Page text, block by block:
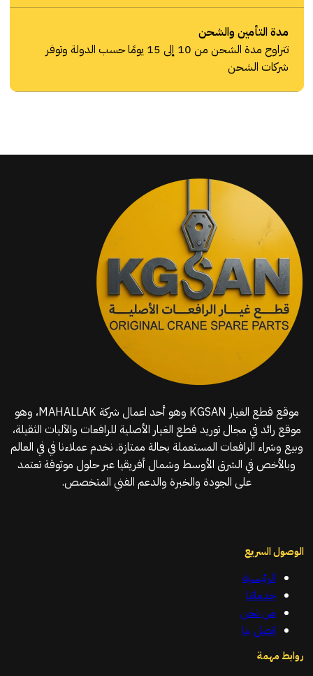
مدة التأمين والشحن
تتراوح مدة الشحن من 10 إلى 15 يومًا حسب الدولة وتوفر
شركات الشحن
موقع قطع الغيار KGSAN وهو أحد اعمال شركة MAHALLAK، وهو
موقع رائد في مجال توريد قطع الغيار الأصلية للرافعات والآليات الثقيلة،
وبيع وشراء الرافعات المستعملة بحالة ممتازة. نخدم عملاءنا في في العالم
وبالأخص في الشرق الأوسط وشمال أفريقيا عبر حلول موثوقة تعتمد
على الجودة والخبرة والدعم الفني المتخصص.
الوصول السريع
الرئيسية
خدماتنا
من نحن
اتصل بنا
روابط مهمة